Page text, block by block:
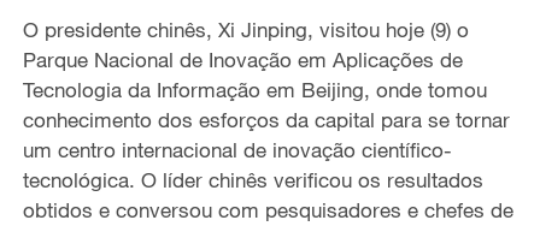
O presidente chinês, Xi Jinping, visitou hoje (9) o
Parque Nacional de Inovação em Aplicações de
Tecnologia da Informação em Beijing, onde tomou
conhecimento dos esforços da capital para se tornar
um centro internacional de inovação científico-
tecnológica. O líder chinês verificou os resultados
obtidos e conversou com pesquisadores e chefes de